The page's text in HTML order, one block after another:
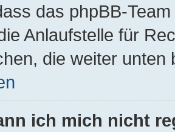
das phpBB-
Anlaufstelle für
die weiter unten
ich mich nicht